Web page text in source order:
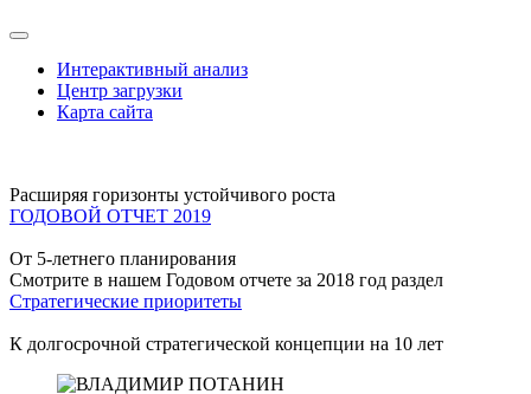
Интерактивный анализ
Центр загрузки
Карта сайта
Расширяя горизонты устойчивого роста
ГОДОВОЙ ОТЧЕТ 2019
От 5-летнего планирования
Смотрите в нашем Годовом отчете за 2018 год раздел
Стратегические приоритеты
К долгосрочной стратегической концепции на 10 лет